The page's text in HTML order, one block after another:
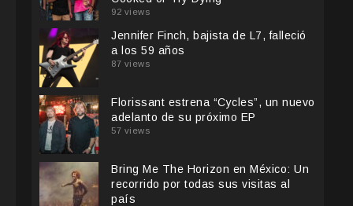
92 views
Jennifer Finch, bajista de L7, falleció
a los 59 años
87 views
Florissant estrena “Cycles”, un nuevo
adelanto de su próximo EP
57 views
Bring Me The Horizon en México: Un
recorrido por todas sus visitas al
país